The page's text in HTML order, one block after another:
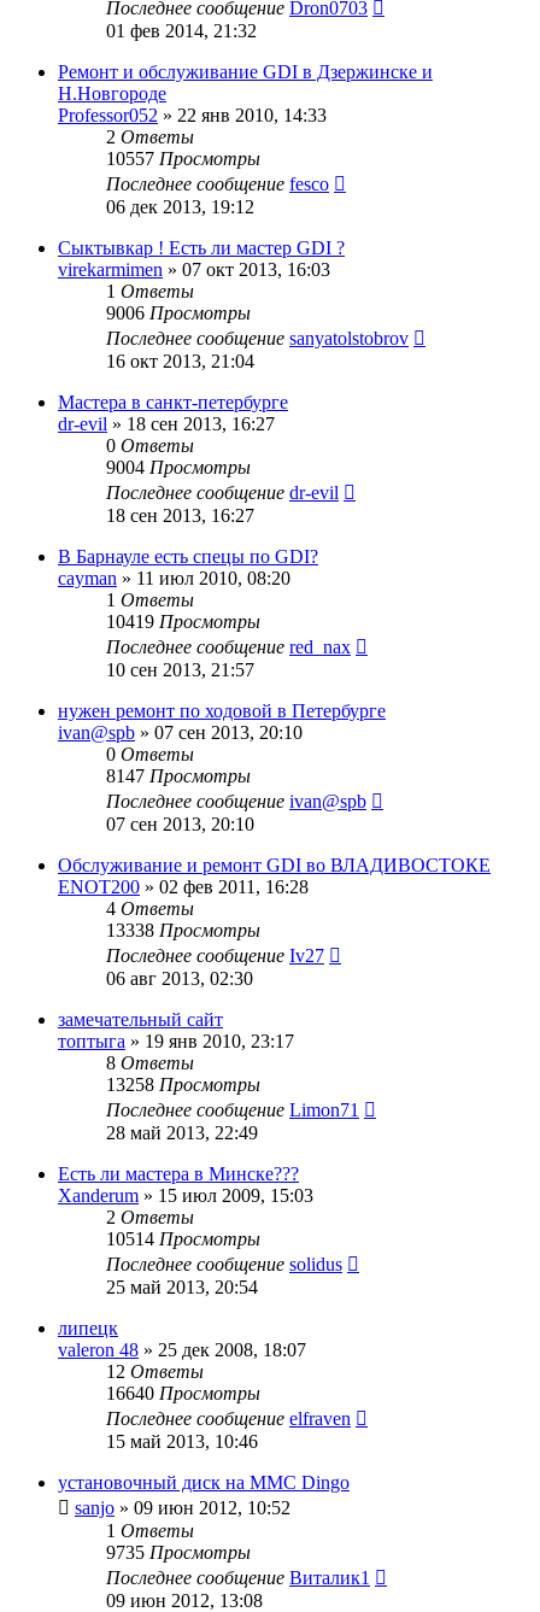
Последнее сообщение Dron0703
01 фев 2014, 21:32
Ремонт и обслуживание GDI в Дзержинске и
Н.Новгороде
Professor052 » 22 янв 2010, 14:33
2 Ответы
10557 Просмотры
Последнее сообщение fesco
06 дек 2013, 19:12
Сыктывкар ! Есть ли мастер GDI ?
virekarmimen » 07 окт 2013, 16:03
1 Ответы
9006 Просмотры
Последнее сообщение sanyatolstobrov
16 окт 2013, 21:04
Мастера в санкт-петербурге
dr-evil » 18 сен 2013, 16:27
0 Ответы
9004 Просмотры
Последнее сообщение dr-evil
18 сен 2013, 16:27
В Барнауле есть спецы по GDI?
cayman » 11 июл 2010, 08:20
1 Ответы
10419 Просмотры
Последнее сообщение red_nax
10 сен 2013, 21:57
нужен ремонт по ходовой в Петербурге
ivan@spb » 07 сен 2013, 20:10
0 Ответы
8147 Просмотры
Последнее сообщение ivan@spb
07 сен 2013, 20:10
Обслуживание и ремонт GDI во ВЛАДИВОСТОКЕ
ENOT200 » 02 фев 2011, 16:28
4 Ответы
13338 Просмотры
Последнее сообщение Iv27
06 авг 2013, 02:30
замечательный сайт
топтыга » 19 янв 2010, 23:17
8 Ответы
13258 Просмотры
Последнее сообщение Limon71
28 май 2013, 22:49
Есть ли мастера в Минске???
Xanderum » 15 июл 2009, 15:03
2 Ответы
10514 Просмотры
Последнее сообщение solidus
25 май 2013, 20:54
липецк
valeron 48 » 25 дек 2008, 18:07
12 Ответы
16640 Просмотры
Последнее сообщение elfraven
15 май 2013, 10:46
установочный диск на MMC Dingo
sanjo » 09 июн 2012, 10:52
1 Ответы
9735 Просмотры
Последнее сообщение Виталик1
09 июн 2012, 13:08